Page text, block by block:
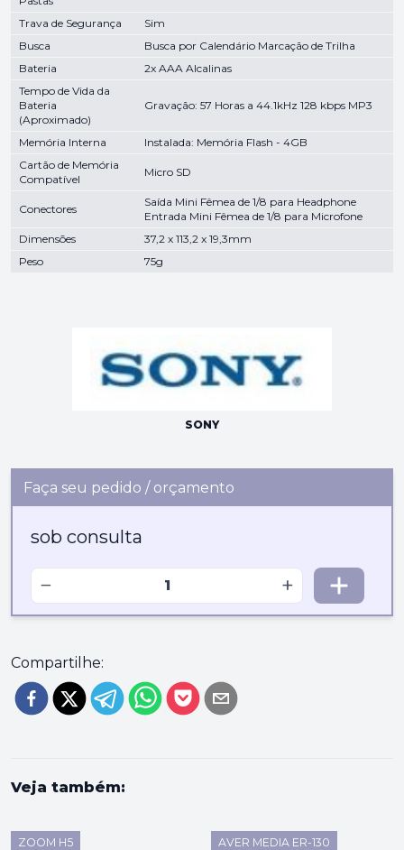
Trava de Segurança
Sim
Busca
Busca por Calendário Marcação de Trilha
Bateria
2x AAA Alcalinas
Tempo de Vida da
Bateria
(Aproximado)
Gravação: 57 Horas a 44.1kHz 128 kbps MP3
Memória Interna
Instalada: Memória Flash - 4GB
Cartão de Memória
Compatível
Micro SD
Conectores
Saída Mini Fêmea de 1/8 para Headphone
Entrada Mini Fêmea de 1/8 para Microfone
Dimensões
37,2 x 113,2 x 19,3mm
Peso
75g
Faça seu pedido / orçamento
sob consulta
− +
SONY
Compartilhe:
Veja também:
ZOOM H5 AVER MEDIA ER-130